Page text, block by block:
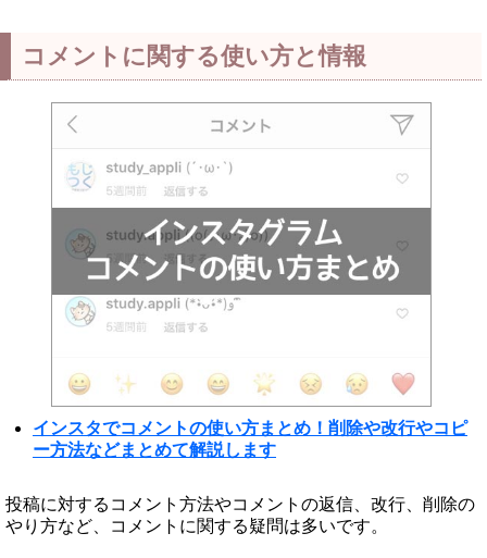
コメントに関する使い方と情報
インスタでコメントの使い方まとめ！削除や改行やコピ
ー方法などまとめて解説します
投稿に対するコメント方法やコメントの返信、改行、削除の
やり方など、コメントに関する疑問は多いです。